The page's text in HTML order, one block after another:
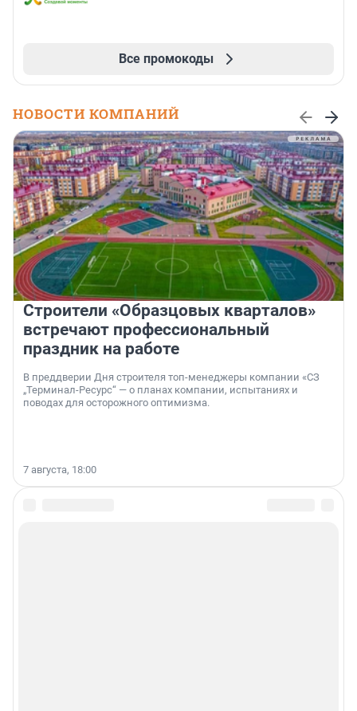
Все промокоды
НОВОСТИ КОМПАНИЙ
Строители «Образцовых кварталов»
встречают профессиональный
праздник на работе
В преддверии Дня строителя топ-менеджеры компании «СЗ
„Терминал-Ресурс“ — о планах компании, испытаниях и
поводах для осторожного оптимизма.
7 августа, 18:00